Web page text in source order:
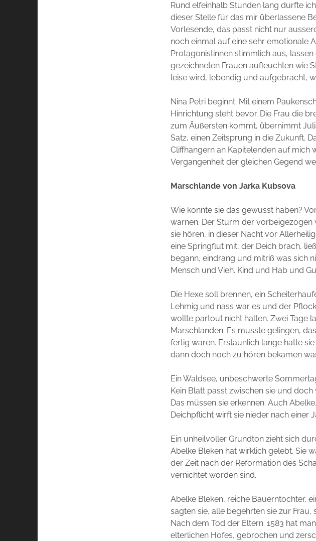
Rund elfeinhalb Stunden lang durfte
dieser Stelle für das mir überlassene
Vorlesende, das passt nicht nur
noch einmal auf eine sehr emotionale
Protagonistinnen stimmlich aus,
gezeichneten Frauen aufleuchten wie
leise wird, lebendig und aufgebracht,
Nina Petri beginnt. Mit einem
Hinrichtung steht bevor. Die Frau die
zum Äußersten kommt, übernimmt
Satz, einen Zeitsprung in die Zukunft.
Cliffhangern an Kapitelenden auf mich
Vergangenheit der gleichen Gegend
Marschlande von Jarka Kubsova
Wie konnte sie das gewusst haben?
warnen. Der Sturm der
sie hören, in dieser Nacht vor
eine Springflut mit, der Deich brach,
begann, eindrang und mitriß was sich
Mensch und Vieh. Kind und Hab und
Die Hexe soll brennen, ein
Lehmig und nass war es und der
wollte partout nicht halten. Zwei Tage
Marschlanden. Es musste gelingen,
fertig waren. Erstaunlich lange hatte
dann doch noch zu hören bekamen
Ein Waldsee, unbeschwerte
Kein Blatt passt zwischen sie und
Das müssen sie erkennen. Auch
Deichpflicht wirft sie nieder nach einer
Ein unheilvoller Grundton zieht sich
Abelke Bleken hat wirklich gelebt. Sie
der Zeit nach der Reformation des
vernichtet worden sind.
Abelke Bleken, reiche Bauerntochter,
sagten sie, alle begehrten sie zur
Nach dem Tod der Eltern. 1583 hat
elterlichen Hofes, gebrochen und